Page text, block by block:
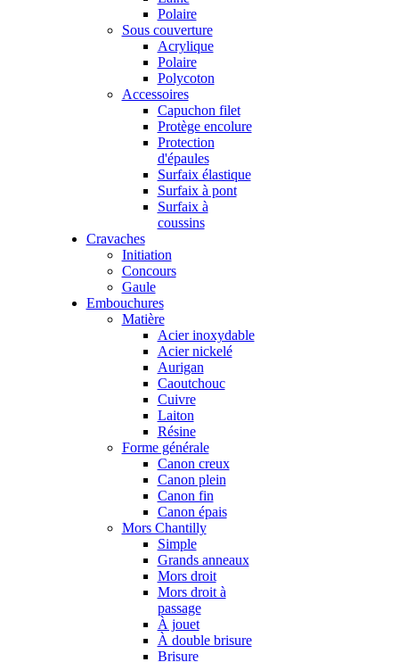
Polaire
Sous couverture
Acrylique
Polaire
Polycoton
Accessoires
Capuchon filet
Protège encolure
Protection
d'épaules
Surfaix élastique
Surfaix à pont
Surfaix à
coussins
Cravaches
Initiation
Concours
Gaule
Embouchures
Matière
Acier inoxydable
Acier nickelé
Aurigan
Caoutchouc
Cuivre
Laiton
Résine
Forme générale
Canon creux
Canon plein
Canon fin
Canon épais
Mors Chantilly
Simple
Grands anneaux
Mors droit
Mors droit à
passage
À jouet
À double brisure
Brisure